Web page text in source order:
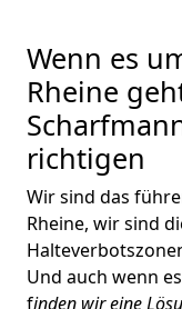
Wenn es
Rheine
richtigen
Wir sind das
Rheine, wir sind
Und auch wenn
finden wir eine